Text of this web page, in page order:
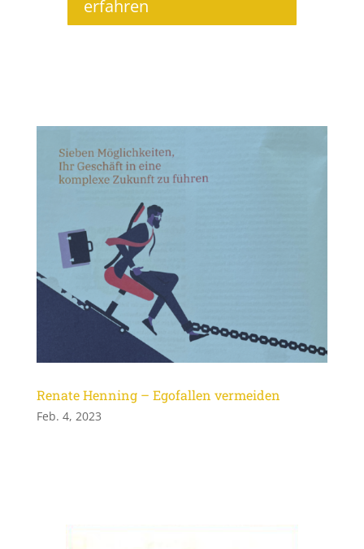
erfahren
Renate Henning – Egofallen vermeiden
Feb. 4, 2023